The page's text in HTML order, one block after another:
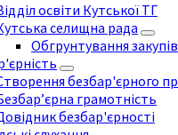
освіти Кутської ТГ
селищна рада
Обгрунтування
безбар'єрного
грамотність
безбар'єрності